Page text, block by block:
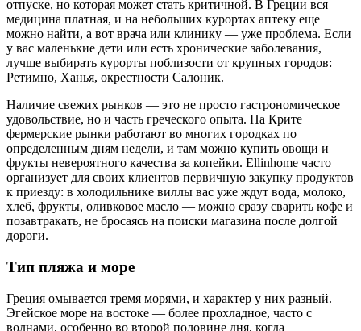
отпуске, но которая может стать критичной. В Греции вся
медицина платная, и на небольших курортах аптеку еще
можно найти, а вот врача или клинику — уже проблема. Если
у вас маленькие дети или есть хронические заболевания,
лучше выбирать курорты поблизости от крупных городов:
Ретимно, Ханья, окрестности Салоник.
Наличие свежих рынков — это не просто гастрономическое
удовольствие, но и часть греческого опыта. На Крите
фермерские рынки работают во многих городках по
определенным дням недели, и там можно купить овощи и
фрукты невероятного качества за копейки. Ellinhome часто
организует для своих клиентов первичную закупку продуктов
к приезду: в холодильнике виллы вас уже ждут вода, молоко,
хлеб, фрукты, оливковое масло — можно сразу сварить кофе и
позавтракать, не бросаясь на поиски магазина после долгой
дороги.
Тип пляжа и море
Греция омывается тремя морями, и характер у них разный.
Эгейское море на востоке — более прохладное, часто с
волнами, особенно во второй половине дня, когда